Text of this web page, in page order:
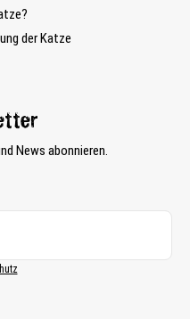
der Katze
News abonnieren.